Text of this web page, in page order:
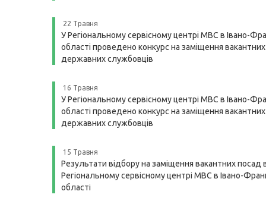
22 Травня
У Регіональному сервісному центрі МВС в Івано-
області проведено конкурс на заміщення
державних службовців
16 Травня
У Регіональному сервісному центрі МВС в Івано-
області проведено конкурс на заміщення
державних службовців
15 Травня
Результати відбору на заміщення вакантних посад
Регіональному сервісному центрі МВС в Івано-
області